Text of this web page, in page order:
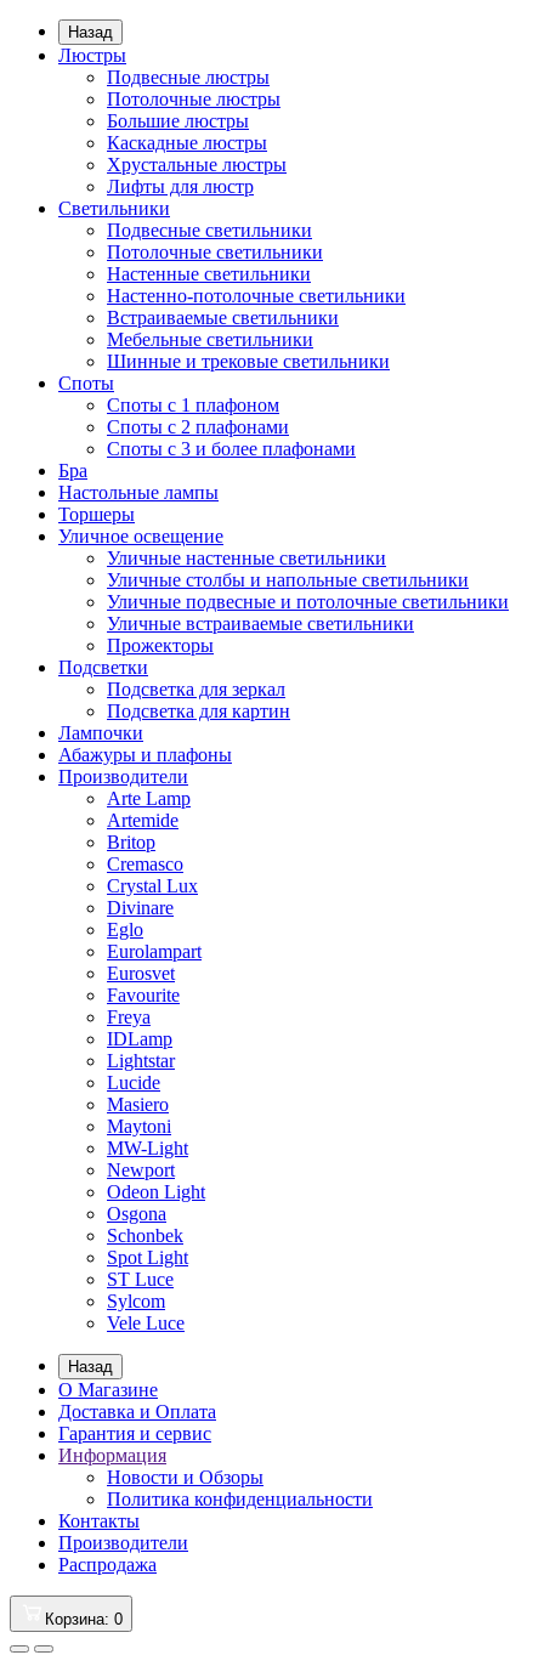
Назад
Люстры
Подвесные люстры
Потолочные люстры
Большие люстры
Каскадные люстры
Хрустальные люстры
Лифты для люстр
Светильники
Подвесные светильники
Потолочные светильники
Настенные светильники
Настенно-потолочные светильники
Встраиваемые светильники
Мебельные светильники
Шинные и трековые светильники
Споты
Споты с 1 плафоном
Споты с 2 плафонами
Споты с 3 и более плафонами
Бра
Настольные лампы
Торшеры
Уличное освещение
Уличные настенные светильники
Уличные столбы и напольные светильники
Уличные подвесные и потолочные светильники
Уличные встраиваемые светильники
Прожекторы
Подсветки
Подсветка для зеркал
Подсветка для картин
Лампочки
Абажуры и плафоны
Производители
Arte Lamp
Artemide
Britop
Cremasco
Crystal Lux
Divinare
Eglo
Eurolampart
Eurosvet
Favourite
Freya
IDLamp
Lightstar
Lucide
Masiero
Maytoni
MW-Light
Newport
Odeon Light
Osgona
Schonbek
Spot Light
ST Luce
Sylcom
Vele Luce
Назад
О Магазине
Доставка и Оплата
Гарантия и сервис
Информация
Новости и Обзоры
Политика конфиденциальности
Контакты
Производители
Распродажа
Корзина: 0